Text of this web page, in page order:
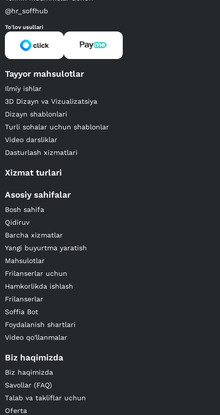
@hr_soffhub
To'lov usullari
Tayyor mahsulotlar
Ilmiy ishlar
3D Dizayn va Vizualizatsiya
Dizayn shablonlari
Turli sohalar uchun shablonlar
Video darsliklar
Dasturlash xizmatlari
Xizmat turlari
Asosiy sahifalar
Bosh sahifa
Qidiruv
Barcha xizmatlar
Yangi buyurtma yaratish
Mahsulotlar
Frilanserlar uchun
Hamkorlikda ishlash
Frilanserlar
Soffia Bot
Foydalanish shartlari
Video qo'llanmalar
Biz haqimizda
Biz haqimizda
Savollar (FAQ)
Talab va takliflar uchun
Oferta